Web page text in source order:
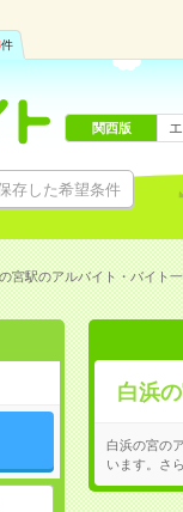
件
存した希望条件
関西版
宮駅のアルバイト・バイト
白浜
白浜の宮の
います。さら